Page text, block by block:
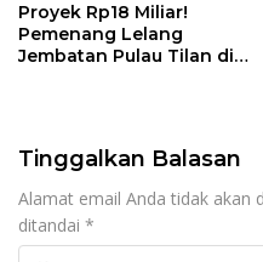
Proyek Rp18 Miliar!
Pemenang Lelang
Jembatan Pulau Tilan di
Tinggalkan Balasan
Alamat email Anda tidak akan
ditandai *